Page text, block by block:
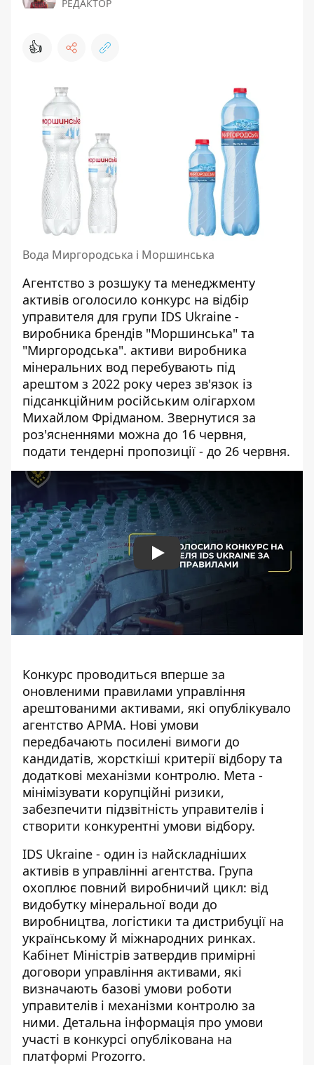
РЕДАКТОР
👍
Вода Миргородська і Моршинська
Агентство з розшуку та менеджменту
активів оголосило конкурс на відбір
управителя для групи IDS Ukraine -
виробника брендів "Моршинська" та
"Миргородська". активи виробника
мінеральних вод перебувають під
арештом з 2022 року через зв'язок із
підсанкційним російським олігархом
Михайлом Фрідманом. Звернутися за
роз'ясненнями можна до 16 червня,
подати тендерні пропозиції - до 26 червня.
Play
Конкурс проводиться вперше за
оновленими правилами управління
арештованими активами, які опублікувало
агентство АРМА. Нові умови
передбачають посилені вимоги до
кандидатів, жорсткіші критерії відбору та
додаткові механізми контролю. Мета -
мінімізувати корупційні ризики,
забезпечити підзвітність управителів і
створити конкурентні умови відбору.
IDS Ukraine - один із найскладніших
активів в управлінні агентства. Група
охоплює повний виробничий цикл: від
видобутку мінеральної води до
виробництва, логістики та дистрибуції на
українському й міжнародних ринках.
Кабінет Міністрів затвердив примірні
договори управління активами, які
визначають базові умови роботи
управителів і механізми контролю за
ними. Детальна інформація про умови
участі в конкурсі опублікована на
платформі Prozorro.